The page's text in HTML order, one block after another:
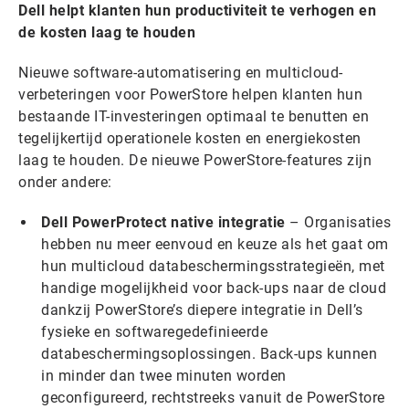
Dell helpt klanten hun productiviteit te verhogen en
de kosten laag te houden
Nieuwe software-automatisering en multicloud-
verbeteringen voor PowerStore helpen klanten hun
bestaande IT-investeringen optimaal te benutten en
tegelijkertijd operationele kosten en energiekosten
laag te houden. De nieuwe PowerStore-features zijn
onder andere:
Dell PowerProtect native integratie – Organisaties
hebben nu meer eenvoud en keuze als het gaat om
hun multicloud databeschermingsstrategieën, met
handige mogelijkheid voor back-ups naar de cloud
dankzij PowerStore’s diepere integratie in Dell’s
fysieke en softwaregedefinieerde
databeschermingsoplossingen. Back-ups kunnen
in minder dan twee minuten worden
geconfigureerd, rechtstreeks vanuit de PowerStore